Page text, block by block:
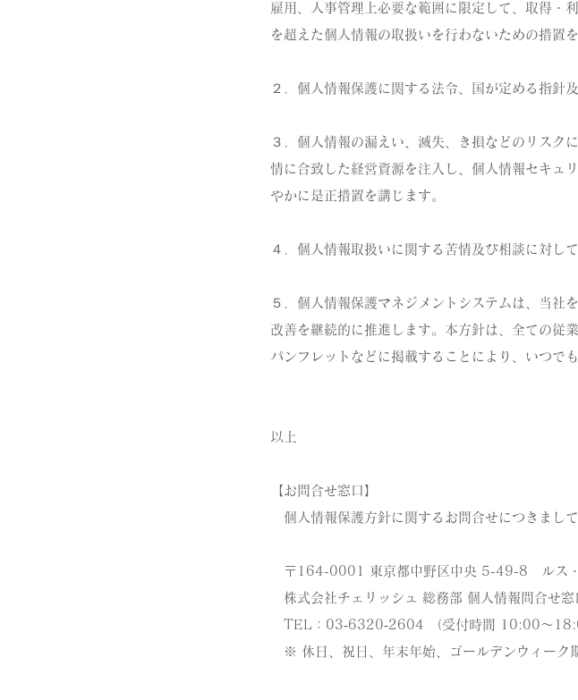
雇用、人事管理上必要な範囲に限定して、取得・
を超えた個人情報の取扱いを行わないための措置を
２．個人情報保護に関する法令、国が定める指針
３．個人情報の漏えい、滅失、き損などのリスク
情に合致した経営資源を注入し、個人情報セキュ
やかに是正措置を講じます。
４．個人情報取扱いに関する苦情及び相談に対し
５．個人情報保護マネジメントシステムは、当社
改善を継続的に推進します。本方針は、全ての従
パンフレットなどに掲載することにより、いつで
以上
【お問合せ窓口】
個人情報保護方針に関するお問合せにつきまし
〒164-0001 東京都中野区中央 5-49-8 ルス
株式会社チェリッシュ 総務部 個人情報問合せ窓
TEL：03‐6320‐2604 （受付時間 10:00～
※ 休日、祝日、年末年始、ゴールデンウィーク